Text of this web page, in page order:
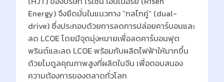
Energy) จึงยึดมั่นในแนวทาง “กลไกคู่” (dual-
drive) ซึ่งประกอบด้วยการลดการปล่อยคาร์บอนและ
ลด LCOE โดยมีจุดมุ่งหมายเพื่อลดคาร์บอนฟุต
พรินต์และลด LCOE พร้อมกับผลิตไฟฟ้าให้มากขึ้น
ด้วยโมดูลคุณภาพสูงที่ผลิตในจีน เพื่อตอบสนอง
ความต้องการของตลาดทั่วโลก